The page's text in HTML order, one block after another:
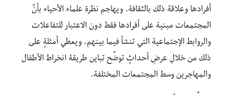
أفرادها وعلاقة ذلك بالثقافة. ويهاجم نظرة علماء الأحياء بأنًَ
المجتمعات مبنية على أفرادها فقط دون الاعتبار للتفاعلات
والروابط الإجتماعية التي تنشأ فيما بينهم. ويعطي أمثلةٍ على
ذلك من خلالِ عرضِ أحداثٍ توضِّح تباين طريقة انخراط الأطفال
والمهاجرين وسط المجتمعات المختلفة.